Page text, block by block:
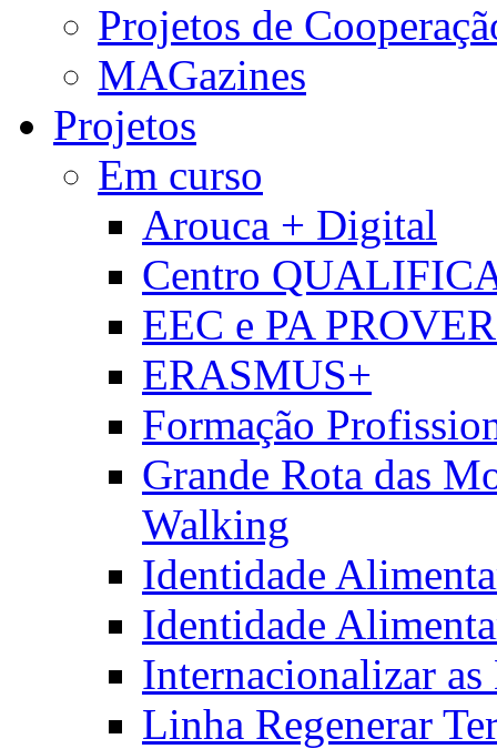
Projetos de
MAGazines
Projetos
Em curso
Arouca + Digital
Centro
EEC e PA
ERASMUS+
Formação
Grande Rota das
Walking
Identidade
Identidade
Internacionalizar
Linha Regenerar